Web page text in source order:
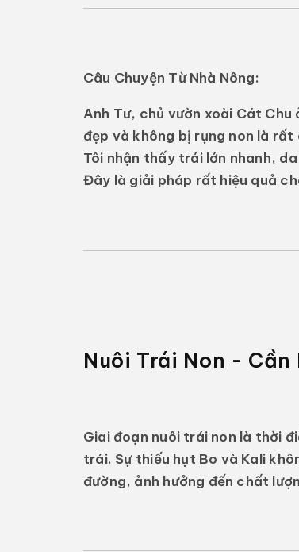
Câu Chuyện Từ Nhà Nông:
Anh Tư, chủ vườn xoài Cát
đẹp và không bị rụng non là
Tôi nhận thấy trái lớn nhanh,
Đây là giải pháp rất hiệu quả
Nuôi Trái Non - Cần
Giai đoạn nuôi trái non là thời
trái. Sự thiếu hụt Bo và Kali
đường, ảnh hưởng đến chất